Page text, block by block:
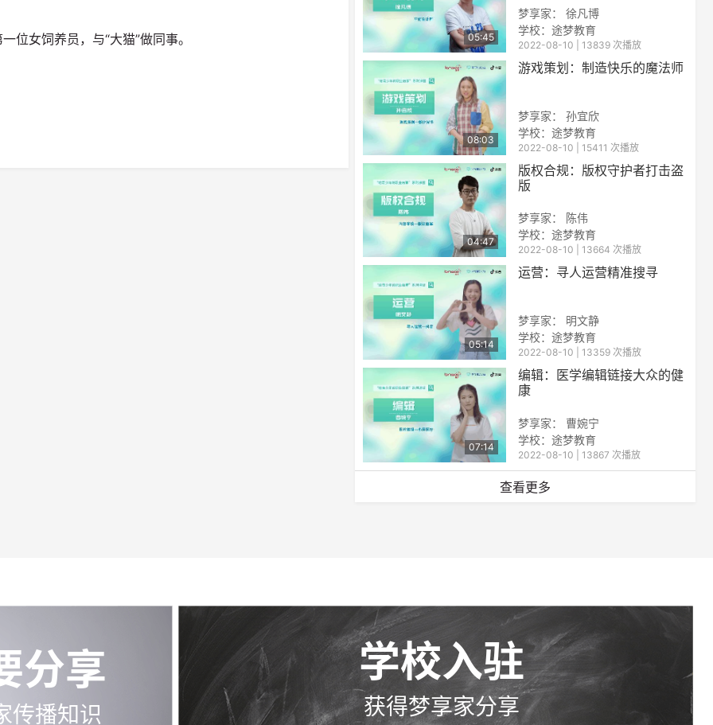
位女饲养员，与“大猫”做同事。 05:45
梦享家： 徐凡博
学校： 途梦教育
2022-08-10 | 13839 次播放
08:03
游戏策划：制造快乐的魔法师
梦享家： 孙宜欣
学校： 途梦教育
2022-08-10 | 15411 次播放
04:47
版权合规：版权守护者打击盗
版
梦享家： 陈伟
学校： 途梦教育
2022-08-10 | 13664 次播放
05:14
运营：寻人运营精准搜寻
梦享家： 明文静
学校： 途梦教育
2022-08-10 | 13359 次播放
07:14
编辑：医学编辑链接大众的健
康
梦享家： 曹婉宁
学校： 途梦教育
2022-08-10 | 13867 次播放
查看更多
分享
传播知识
学校入驻
获得梦享家分享